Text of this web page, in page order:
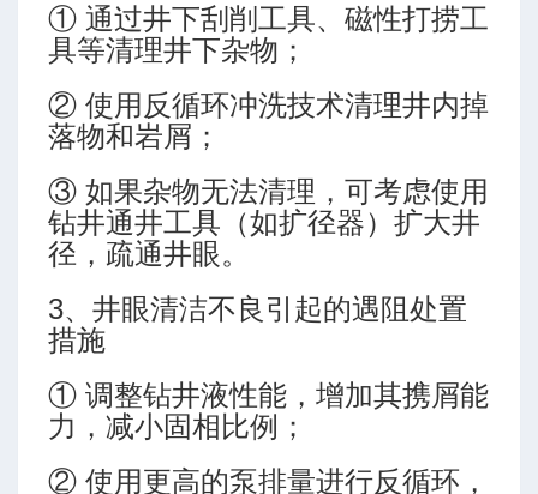
的未来
① 通过井下刮削工具、磁性打捞工
具等清理井下杂物；
② 使用反循环冲洗技术清理井内掉
落物和岩屑；
③ 如果杂物无法清理，可考虑使用
钻井通井工具（如扩径器）扩大井
径，疏通井眼。
3、井眼清洁不良引起的遇阻处置
措施
① 调整钻井液性能，增加其携屑能
力，减小固相比例；
② 使用更高的泵排量进行反循环，